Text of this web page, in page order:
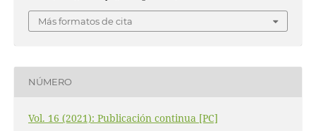
Más formatos de cita
NÚMERO
Vol. 16 (2021): Publicación continua [PC]